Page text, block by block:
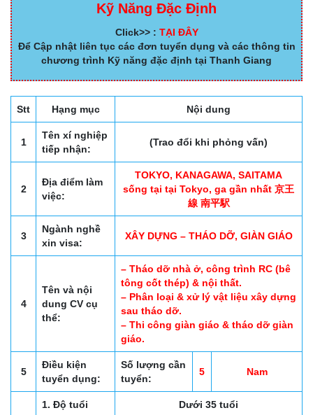
Kỹ Năng Đặc Định
Click>> : TẠI ĐÂY
Để Cập nhật liên tục các đơn tuyển dụng và các thông tin
chương trình Kỹ năng đặc định tại Thanh Giang
Stt Hạng mục Nội dung
1
Tên xí nghiệp
tiếp nhận:
(Trao đổi khi phỏng vấn)
2
Địa điểm làm
việc:
TOKYO, KANAGAWA, SAITAMA
sống tại tại Tokyo, ga gần nhất 京王
線 南平駅
3
Ngành nghề
xin visa:
XÂY DỰNG – THÁO DỠ, GIÀN GIÁO
4
Tên và nội
dung CV cụ
thể:
– Tháo dỡ nhà ở, công trình RC (bê
tông cốt thép) & nội thất.
– Phân loại & xử lý vật liệu xây dựng
sau tháo dỡ.
– Thi công giàn giáo & tháo dỡ giàn
giáo.
5
Điều kiện
tuyển dụng:
Số lượng cần
tuyển:
5 Nam
1. Độ tuổi Dưới 35 tuổi